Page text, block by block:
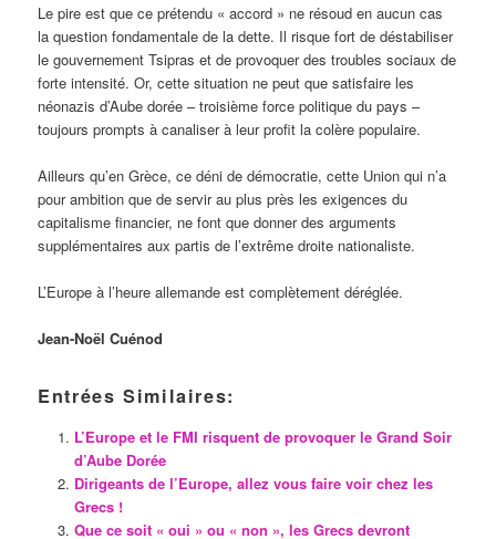
Le pire est que ce prétendu « accord » ne résoud en aucun cas
la question fondamentale de la dette. Il risque fort de déstabiliser
le gouvernement Tsipras et de provoquer des troubles sociaux de
forte intensité. Or, cette situation ne peut que satisfaire les
néonazis d’Aube dorée – troisième force politique du pays –
toujours prompts à canaliser à leur profit la colère populaire.
Ailleurs qu’en Grèce, ce déni de démocratie, cette Union qui n’a
pour ambition que de servir au plus près les exigences du
capitalisme financier, ne font que donner des arguments
supplémentaires aux partis de l’extrême droite nationaliste.
L’Europe à l’heure allemande est complètement déréglée.
Jean-Noël Cuénod
Entrées Similaires:
L’Europe et le FMI risquent de provoquer le Grand Soir
d’Aube Dorée
Dirigeants de l’Europe, allez vous faire voir chez les
Grecs !
Que ce soit « oui » ou « non », les Grecs devront